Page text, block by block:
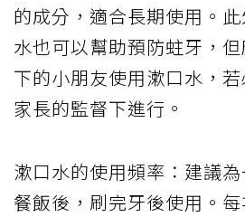
的成分，適合長期使用。
水也可以幫助預防蛀牙，
下的小朋友使用漱口水，
家長的監督下進行。
漱口水的使用頻率：建議
餐飯後，刷完牙後使用。